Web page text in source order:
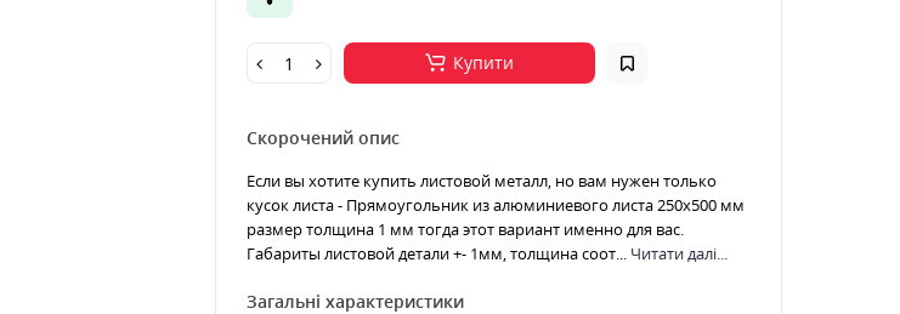
Купити
Скорочений опис
Если вы хотите купить листовой металл, но вам нужен только
кусок листа - Прямоугольник из алюминиевого листа 250х500 мм
размер толщина 1 мм тогда этот вариант именно для вас.
Габариты листовой детали +- 1мм, толщина соот... Читати далі...
Загальні характеристики